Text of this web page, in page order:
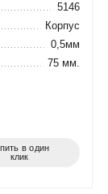
5146
Корпус
0,5мм
75 мм.
в один
клик